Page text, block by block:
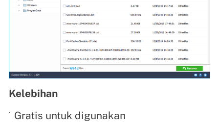
Kelebihan
Gratis untuk digunakan